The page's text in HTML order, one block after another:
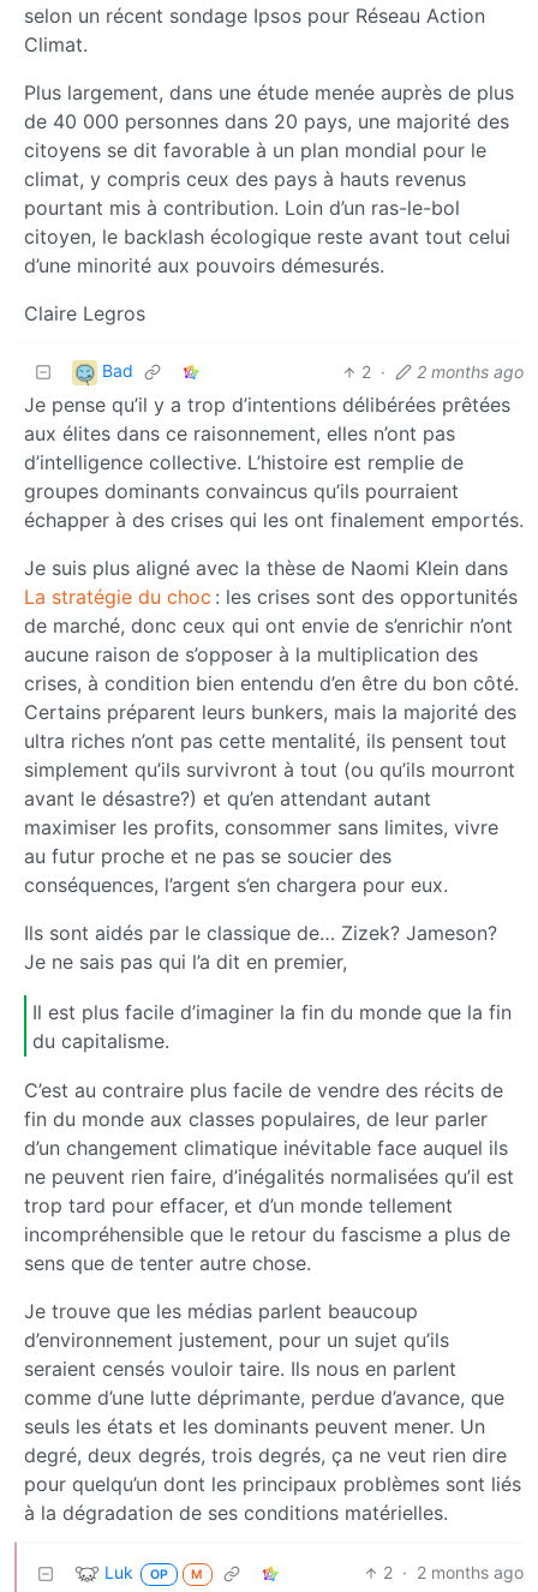
selon un récent sondage Ipsos pour Réseau Action
Climat.
Plus largement, dans une étude menée auprès de plus
de 40 000 personnes dans 20 pays, une majorité des
citoyens se dit favorable à un plan mondial pour le
climat, y compris ceux des pays à hauts revenus
pourtant mis à contribution. Loin d’un ras-le-bol
citoyen, le backlash écologique reste avant tout celui
d’une minorité aux pouvoirs démesurés.
Claire Legros
Bad 2 · 2 months ago
Je pense qu’il y a trop d’intentions délibérées prêtées
aux élites dans ce raisonnement, elles n’ont pas
d’intelligence collective. L’histoire est remplie de
groupes dominants convaincus qu’ils pourraient
échapper à des crises qui les ont finalement emportés.
Je suis plus aligné avec la thèse de Naomi Klein dans
La stratégie du choc : les crises sont des opportunités
de marché, donc ceux qui ont envie de s’enrichir n’ont
aucune raison de s’opposer à la multiplication des
crises, à condition bien entendu d’en être du bon côté.
Certains préparent leurs bunkers, mais la majorité des
ultra riches n’ont pas cette mentalité, ils pensent tout
simplement qu’ils survivront à tout (ou qu’ils mourront
avant le désastre?) et qu’en attendant autant
maximiser les profits, consommer sans limites, vivre
au futur proche et ne pas se soucier des
conséquences, l’argent s’en chargera pour eux.
Ils sont aidés par le classique de… Zizek? Jameson?
Je ne sais pas qui l’a dit en premier,
Il est plus facile d’imaginer la fin du monde que la fin
du capitalisme.
C’est au contraire plus facile de vendre des récits de
fin du monde aux classes populaires, de leur parler
d’un changement climatique inévitable face auquel ils
ne peuvent rien faire, d’inégalités normalisées qu’il est
trop tard pour effacer, et d’un monde tellement
incompréhensible que le retour du fascisme a plus de
sens que de tenter autre chose.
Je trouve que les médias parlent beaucoup
d’environnement justement, pour un sujet qu’ils
seraient censés vouloir taire. Ils nous en parlent
comme d’une lutte déprimante, perdue d’avance, que
seuls les états et les dominants peuvent mener. Un
degré, deux degrés, trois degrés, ça ne veut rien dire
pour quelqu’un dont les principaux problèmes sont liés
à la dégradation de ses conditions matérielles.
Luk OP M 2 · 2 months ago